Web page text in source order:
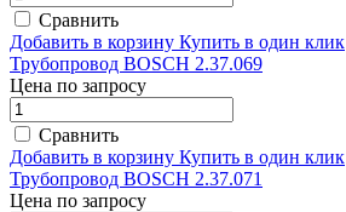
Сравнить
Добавить в корзину Купить в один клик
Трубопровод BOSCH 2.37.069
Цена по запросу
Сравнить
Добавить в корзину Купить в один клик
Трубопровод BOSCH 2.37.071
Цена по запросу